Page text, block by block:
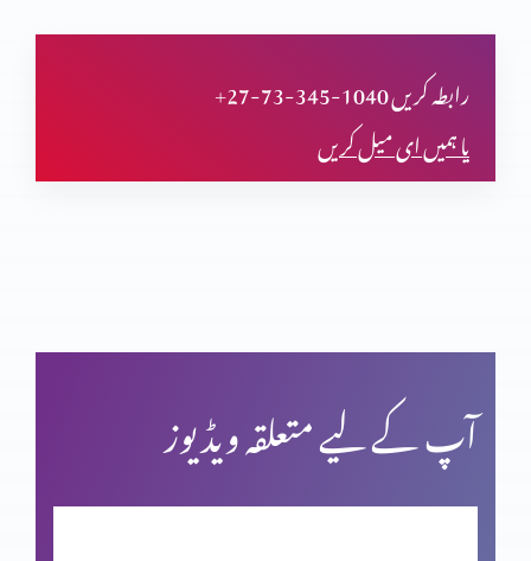
دعا (حصہ اول)
مسیحی مردم شماری اور ہماری زمہ داری
بائبل کی صداقت اور حقّانیَّت (حصہ 3)
+27-73-345-1040 رابطہ کریں
یا ہمیں ای میل کریں
آپ کے لیے متعلقہ ویڈیوز